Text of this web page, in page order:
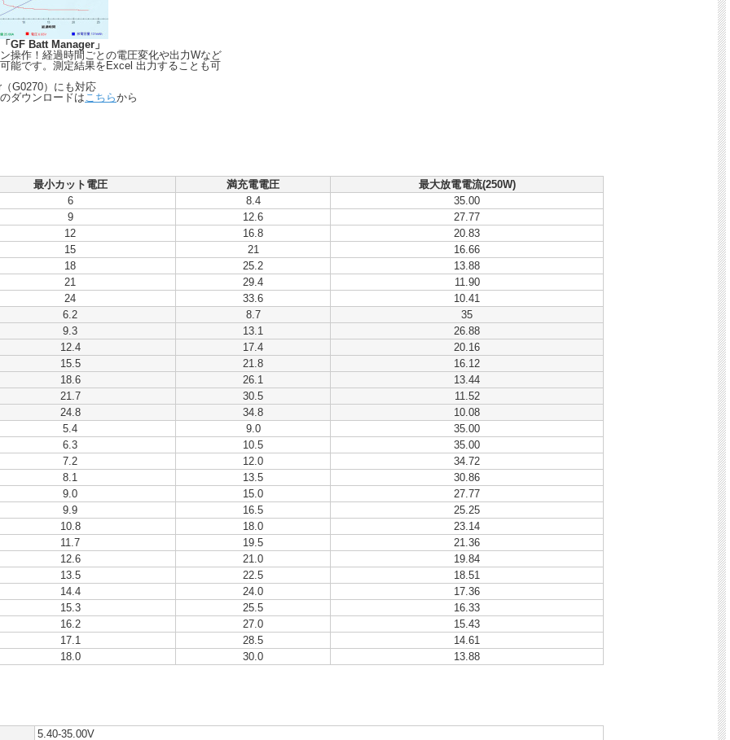
GF Batt Manager」
操作！経過時間ごとの電圧変化や出力Wなど
能です。測定結果をExcel 出力することも可
G0270）にも対応
ダウンロードはこちらから
最小カット電圧 満充電電圧
最大放電電流(250W)
6
8.4
35.00
9
12.6
27.77
12
16.8
20.83
15
21
16.66
18
25.2
13.88
21
29.4
11.90
24
33.6
10.41
6.2
8.7
35
9.3
13.1
26.88
12.4
17.4
20.16
15.5
21.8
16.12
18.6
26.1
13.44
21.7
30.5
11.52
24.8
34.8
10.08
5.4
9.0
35.00
6.3
10.5
35.00
7.2
12.0
34.72
8.1
13.5
30.86
9.0
15.0
27.77
9.9
16.5
25.25
10.8
18.0
23.14
11.7
19.5
21.36
12.6
21.0
19.84
13.5
22.5
18.51
14.4
24.0
17.36
15.3
25.5
16.33
16.2
27.0
15.43
17.1
28.5
14.61
18.0
30.0 13.88
5.40-35.00V